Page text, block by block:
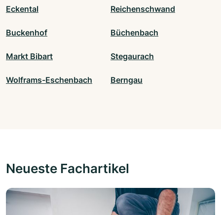
Eckental Reichenschwand
Buckenhof Büchenbach
Markt Bibart Stegaurach
Wolframs-Eschenbach Berngau
Neueste Fachartikel